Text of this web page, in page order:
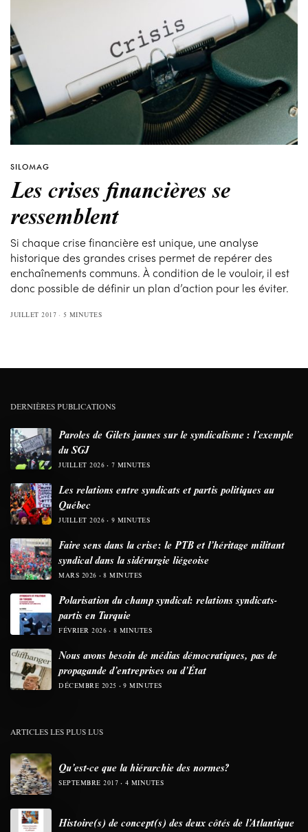
SILOMAG
Les crises financières se
ressemblent
Si chaque crise financière est unique, une analyse
historique des grandes crises permet de repérer des
enchaînements communs. À condition de le vouloir, il est
donc possible de définir un plan d’action pour les éviter.
JUILLET 2017 5 MINUTES
DERNIÈRES PUBLICATIONS
Paroles de Gilets jaunes sur le syndicalisme : l’exemple
du SGJ
JUILLET 2026 7 MINUTES
Les relations entre syndicats et partis politiques au
Québec
JUILLET 2026 9 MINUTES
Faire sens dans la crise: le PTB et l’héritage militant
syndical dans la sidérurgie liégeoise
MARS 2026 8 MINUTES
Polarisation du champ syndical: relations syndicats-
partis en Turquie
FÉVRIER 2026 8 MINUTES
Nous avons besoin de médias démocratiques, pas de
propagande d’entreprises ou d’État
DÉCEMBRE 2025 9 MINUTES
ARTICLES LES PLUS LUS
Qu’est-ce que la hiérarchie des normes?
SEPTEMBRE 2017 4 MINUTES
Histoire(s) de concept(s) des deux côtés de l’Atlantique